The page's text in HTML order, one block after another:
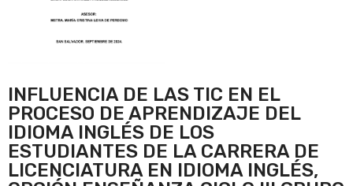
INFLUENCIA DE LAS TIC EN EL
PROCESO DE APRENDIZAJE DEL
IDIOMA INGLÉS DE LOS
ESTUDIANTES DE LA CARRERA DE
LICENCIATURA EN IDIOMA INGLÉS,